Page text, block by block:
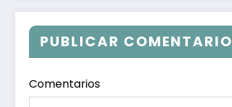
PUBLICAR COMENTARIO
Comentarios